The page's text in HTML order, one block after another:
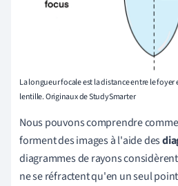
La longueur focale est la distance entre le
lentille. Originaux de StudySmarter
Nous pouvons comprendre
forment des images à l'aide des
diagrammes de rayons
ne se réfractent qu'en un seul